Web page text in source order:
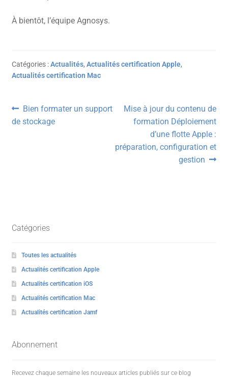
À bientôt, l’équipe Agnosys.
Catégories :Actualités, Actualités certification Apple,
Actualités certification Mac
Navigation
de
Article
précédent :
Bien formater un support
de stockage
Article
suivant :
Mise à jour du contenu de
formation Déploiement
d’une flotte Apple :
préparation, configuration et
gestion
Catégories
Toutes les actualités
Actualités certification Apple
Actualités certification iOS
Actualités certification Mac
Actualités certification Jamf
Abonnement
Recevez chaque semaine les nouveaux articles publiés sur ce blog